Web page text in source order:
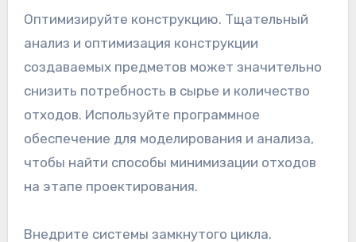
Оптимизируйте конструкцию. Тщательный
анализ и оптимизация конструкции
создаваемых предметов может значительно
снизить потребность в сырье и количество
отходов. Используйте программное
обеспечение для моделирования и анализа,
чтобы найти способы минимизации отходов
на этапе проектирования.
Внедрите системы замкнутого цикла.